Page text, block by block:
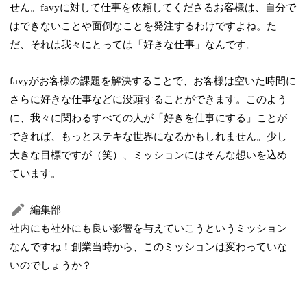
せん。favyに対して仕事を依頼してくださるお客様は、自分で
はできないことや面倒なことを発注するわけですよね。た
だ、それは我々にとっては「好きな仕事」なんです。
favyがお客様の課題を解決することで、お客様は空いた時間に
さらに好きな仕事などに没頭することができます。このよう
に、我々に関わるすべての人が「好きを仕事にする」ことが
できれば、もっとステキな世界になるかもしれません。少し
大きな目標ですが（笑）、ミッションにはそんな想いを込め
ています。
編集部
社内にも社外にも良い影響を与えていこうというミッション
なんですね！創業当時から、このミッションは変わっていな
いのでしょうか？